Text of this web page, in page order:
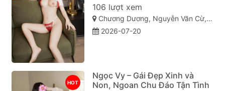
106 lượt xem
Chương Dương, Nguyễn Văn Cừ, Quy Nhơn, Bình Định
2026-07-20
HOT
Ngọc Vy – Gái Đẹp Xinh và
Non, Ngoan Chu Đáo Tận Tình